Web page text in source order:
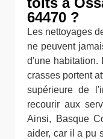
64470 ?
Les nettoyages
ne peuvent
d'une habitation.
crasses portent
supérieure de
recourir aux
Ainsi, Basque
aider, car il a pu